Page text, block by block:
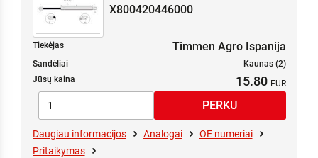
X800420446000
Tiekėjas Timmen Agro Ispanija
Sandėliai
Kaunas (2)
Jūsų kaina
15.80
Daugiau informacijos Analogai
OE numeriai
Pritaikymas